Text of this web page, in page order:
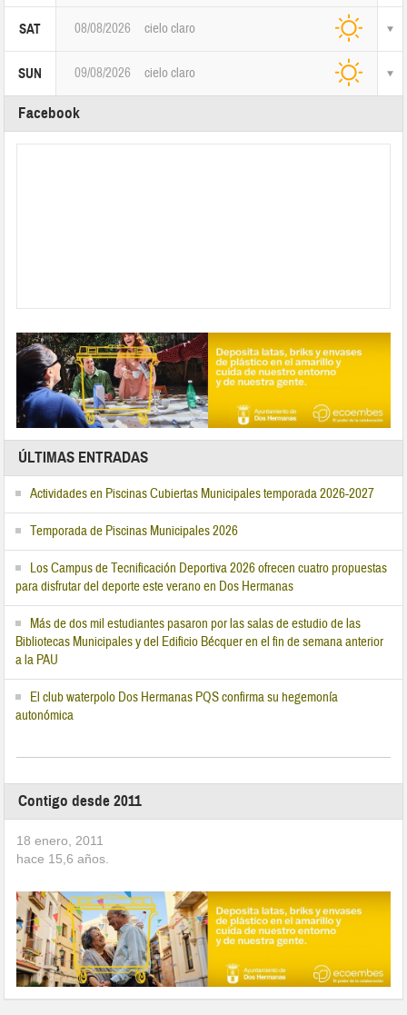
SAT 08/08/2026 cielo claro
SUN 09/08/2026 cielo claro
Facebook
ÚLTIMAS ENTRADAS
Actividades en Piscinas Cubiertas Municipales temporada 2026-2027
Temporada de Piscinas Municipales 2026
Los Campus de Tecnificación Deportiva 2026 ofrecen cuatro propuestas
para disfrutar del deporte este verano en Dos Hermanas
Más de dos mil estudiantes pasaron por las salas de estudio de las
Bibliotecas Municipales y del Edificio Bécquer en el fin de semana anterior
a la PAU
El club waterpolo Dos Hermanas PQS confirma su hegemonía
autonómica
Contigo desde 2011
18 enero, 2011
hace 15,6 años.